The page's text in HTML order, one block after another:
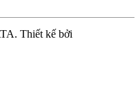
Thiết kế bởi